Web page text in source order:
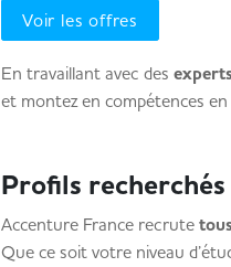
Voir les offres
En travaillant avec des
et montez en compétences
Profils recherchés
Accenture France recrute
Que ce soit votre niveau